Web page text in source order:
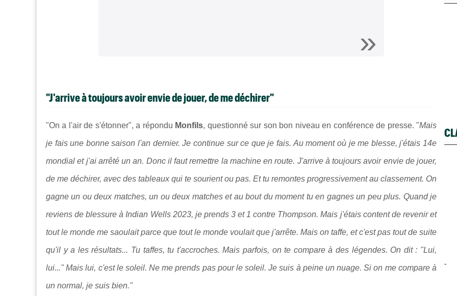
"J'arrive à toujours avoir envie de jouer, de me déchirer"
"On a l'air de s'étonner", a répondu Monfils, questionné sur son bon niveau en conférence de presse. "Mais
je fais une bonne saison l'an dernier. Je continue sur ce que je fais. Au moment où je me blesse, j'étais 14e
mondial et j'ai arrêté un an. Donc il faut remettre la machine en route. J'arrive à toujours avoir envie de jouer,
de me déchirer, avec des tableaux qui te sourient ou pas. Et tu remontes progressivement au classement. On
gagne un ou deux matches, un ou deux matches et au bout du moment tu en gagnes un peu plus. Quand je
reviens de blessure à Indian Wells 2023, je prends 3 et 1 contre Thompson. Mais j'étais content de revenir et
tout le monde me saoulait parce que tout le monde voulait que j'arrête. Mais on taffe, et c'est pas tout de suite
qu'il y a les résultats... Tu taffes, tu t'accroches. Mais parfois, on te compare à des légendes. On dit : "Lui,
lui..." Mais lui, c'est le soleil. Ne me prends pas pour le soleil. Je suis à peine un nuage. Si on me compare à
un normal, je suis bien."
-